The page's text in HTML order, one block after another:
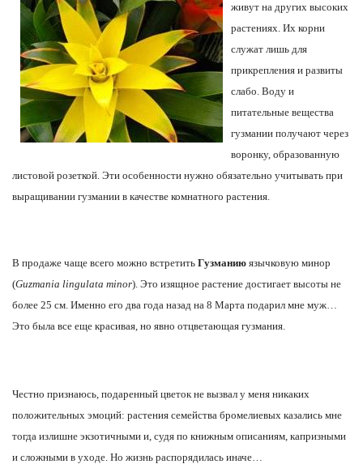
живут на других высоких
растениях. Их корни
служат лишь для
прикрепления и развиты
слабо. Воду и
питательные вещества
гузмании получают через
воронку, образованную
листовой розеткой. Эти особенности нужно обязательно учитывать при
выращивании гузмании в качестве комнатного растения.
В продаже чаще всего можно встретить Гузманию язычковую минор
(Guzmania lingulata minor). Это изящное растение достигает высоты не
более 25 см. Именно его два года назад на 8 Марта подарил мне муж…
Это была все еще красивая, но явно отцветающая гузмания.
Честно признаюсь, подаренный цветок не вызвал у меня никаких
положительных эмоций: растения семейства бромелиевых казались мне
тогда излишне экзотичными и, судя по книжным описаниям, капризными
и сложными в уходе. Но жизнь распорядилась иначе…